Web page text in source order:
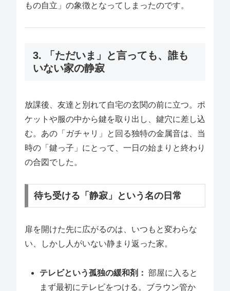
もの自立」の象徴となってしまったのです。
3. 「ただいま」と言っても、誰も
いない家の静寂
放課後、友達と別れて自宅の玄関の前に立つ。ポ
ケットや服の中から鍵を取り出し、鍵穴に差し込
む。あの「ガチャリ」と回る独特の金属音は、当
時の「鍵っ子」にとって、一日の始まりと終わり
の合図でした。
待ち受ける「静寂」という名の日常
扉を開けた先に広がるのは、いつもと変わらな
い、しかし人がいない静まり返った家。
テレビという孤独の緩和剤： 部屋に入ると
まず最初にテレビをつける。ブラウン管か